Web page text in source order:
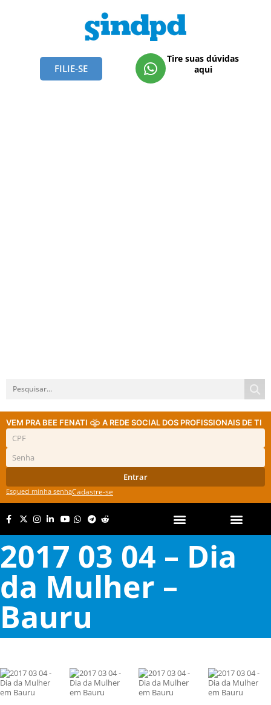
FILIE-SE
Tire suas dúvidas
aqui
VEM PRA BEE FENATI A REDE SOCIAL DOS PROFISSIONAIS DE TI
Entrar
Esqueci minha senhaCadastre-se
2017 03 04 – Dia
da Mulher –
Bauru